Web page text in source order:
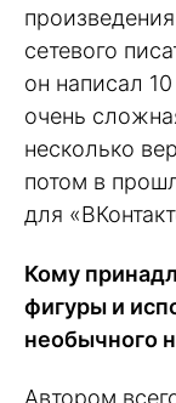
сетевого
он написал
очень
несколько
потом в
для
Кому
фигуры и
необычного